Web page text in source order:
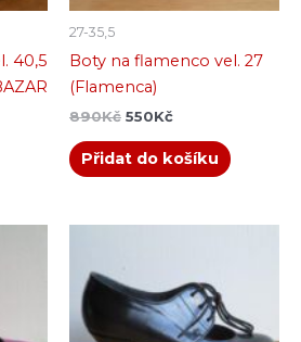
40,5
27-35,5
Boty na flamenco vel. 27
(Flamenca)
890Kč 550Kč
Přidat do košíku